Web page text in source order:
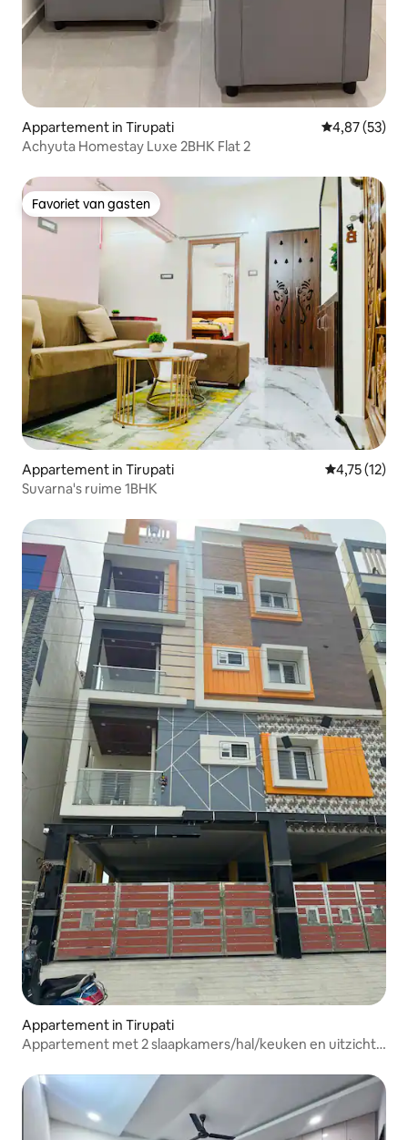
Appartement in Tirupati Gemiddelde
4,87 (53)
Achyuta Homestay Luxe 2BHK Flat 2
Favoriet van gasten
Favoriet van gasten
Appartement in Tirupati Gemiddelde
4,75 (12)
Suvarna's ruime 1BHK
Appartement in Tirupati
Appartement met 2 slaapkamers/hal/keuken en uitzicht